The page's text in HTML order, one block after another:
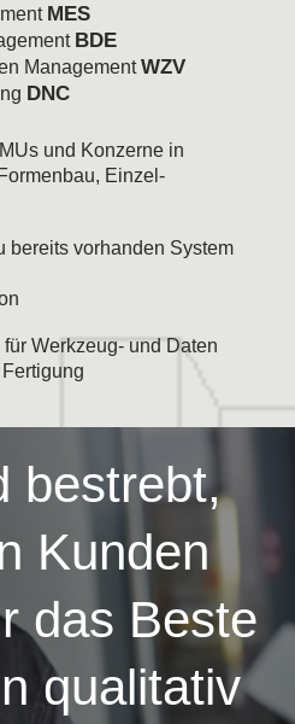
MES
BDE
Management WZV
DNC
und Konzerne in
Einzel-
bereits vorhanden System
für Werkzeug- und Daten
bestrebt,
Kunden
das Beste
qualitativ